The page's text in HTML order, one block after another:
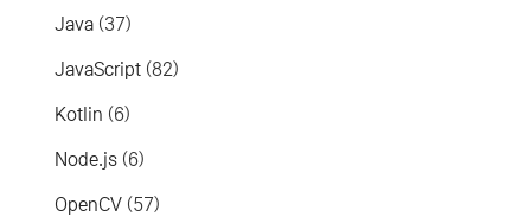
Java (37)
JavaScript (82)
Kotlin (6)
Node.js (6)
OpenCV (57)